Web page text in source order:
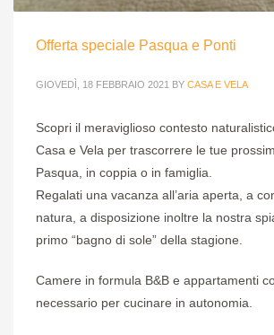
Offerta speciale Pasqua e Ponti
GIOVEDÌ, 18 FEBBRAIO 2021 BY CASA E VELA
Scopri il meraviglioso contesto
Casa e Vela per trascorrere le tue
Pasqua, in coppia o in famiglia.
Regalati una vacanza all’aria aperta, a
natura, a disposizione inoltre la nostra
primo “bagno di sole” della stagione.
Camere in formula B&B e appartamenti
necessario per cucinare in autonomia.